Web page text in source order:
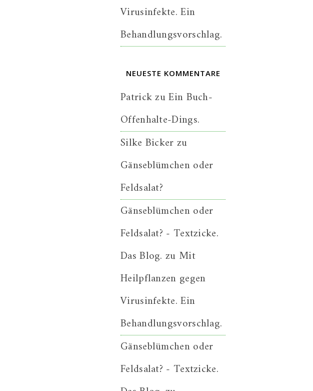
Virusinfekte. Ein
Behandlungsvorschlag.
NEUESTE KOMMENTARE
PatrickzuEin Buch-
Offenhalte-Dings.
Silke Bickerzu
Gänseblümchen oder
Feldsalat?
Gänseblümchen oder
Feldsalat? - Textzicke.
Das Blog. zu Mit
Heilpflanzen gegen
Virusinfekte. Ein
Behandlungsvorschlag.
Gänseblümchen oder
Feldsalat? - Textzicke.